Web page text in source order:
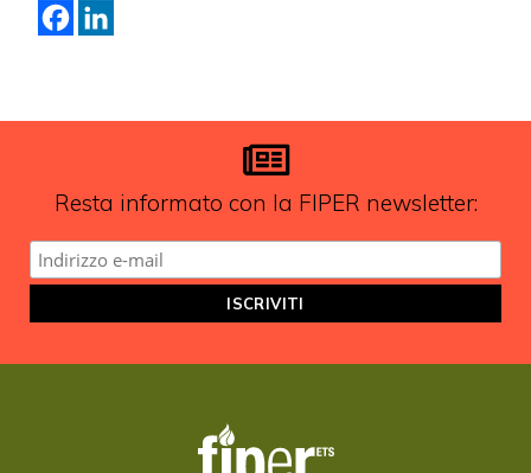
Resta informato con la FIPER newsletter: